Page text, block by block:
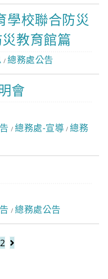
學校聯合防災
教育館篇
/ 總務處公告
會
/ 總務處-宣導 / 總務
/ 總務處公告
2 Go to the next page